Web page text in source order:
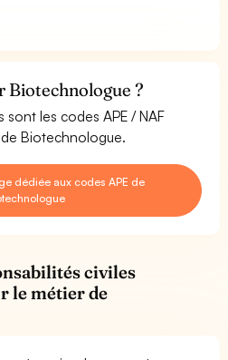
Biotechnologue ?
sont les codes APE / NAF
Biotechnologue.
dédiée aux codes APE de
civiles
le métier de